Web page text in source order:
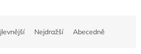
Nejdražší Abecedně